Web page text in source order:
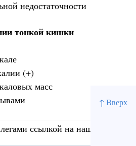
↑ Вверх
недостаточности
тонкой кишки
(+)
масс
ссылкой на наш сайт